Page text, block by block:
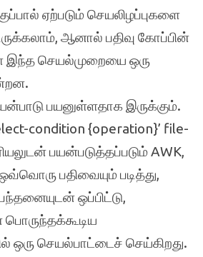
ஏற்படும் செயலிழப்புகளை
ஆனால் பதிவு கோப்பின்
இந்த செயல்முறையை ஒரு
பயனுள்ளதாக இருக்கும்.
condition {operation}’ file-
பயன்படுத்தப்படும் AWK,
பதிவையும் படித்து,
ஒப்பிட்டு,
ஒரு செயல்பாட்டைச் செய்கிறது.